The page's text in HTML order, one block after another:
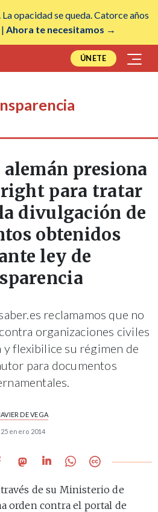
opacidad se queda. Catorce años
Ahora te necesitamos →
ÚNETE
presiona
para tratar
divulgación de
obtenidos
ley de
reclamamos que no
organizaciones civiles
flexibilice su régimen de
para documentos
DE VEGA
25 enero 2014
de su Ministerio de
orden contra el portal de